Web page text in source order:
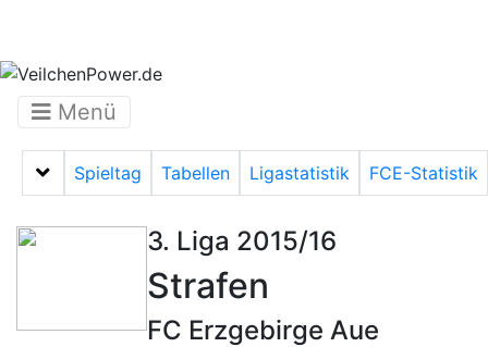
Menü
Menü auf-/zuklappen
Spieltag Tabellen Ligastatistik FCE-Statistik
3. Liga 2015/16
Strafen
FC Erzgebirge Aue